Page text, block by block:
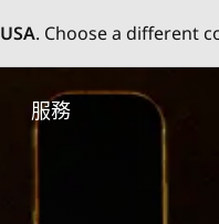
USA. Choose a different
服務